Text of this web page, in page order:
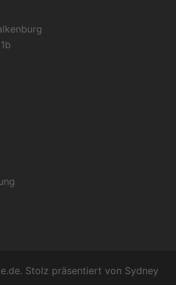
Stolz präsentiert von Sydney